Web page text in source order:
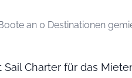
an 0 Destinationen
Charter für das